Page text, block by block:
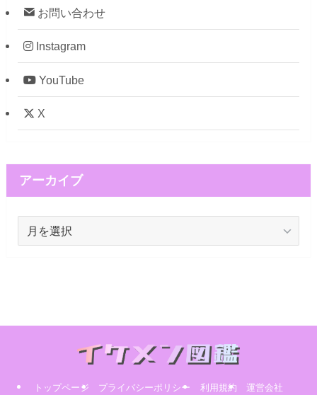
お問い合わせ
Instagram
YouTube
X
アーカイブ
トップページ プライバシーポリシー 利用規約 運営会社